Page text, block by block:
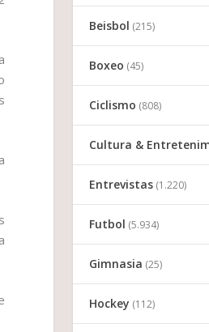
Beisbol (215)
Boxeo (45)
Ciclismo (808)
Cultura &
Entrevistas (1.220)
Futbol (5.934)
Gimnasia (25)
Hockey (112)